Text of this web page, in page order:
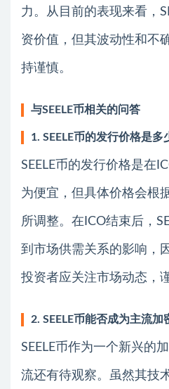
力。从目前的表现来看，
资价值，但其波动性和不
持谨慎。
与SEELE币相关的问答
1. SEELE币的发行价格是多
SEELE币的发行价格是在
为便宜，但具体价格会根
所调整。在ICO结束后，
到市场供需关系的影响，
投资者应关注市场动态，
2. SEELE币能否成为主流加
SEELE币作为一个新兴的
流还有待观察。虽然其技